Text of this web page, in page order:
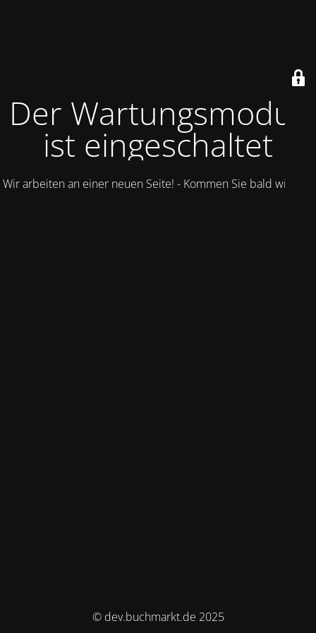
Der Wartungsmodus
ist eingeschaltet
Wir arbeiten an einer neuen Seite! - Kommen Sie bald wieder.
© dev.buchmarkt.de 2025